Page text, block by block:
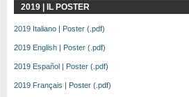
2019 | IL POSTER
2019 Italiano | Poster (.pdf)
2019 English | Poster (.pdf)
2019 Español | Poster (.pdf)
2019 Français | Poster (.pdf)